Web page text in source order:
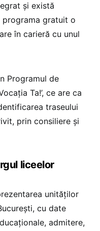
și există
gratuit o
în carieră cu unul
Programul de
Ta!’, ce are ca
traseului
prin consiliere şi
liceelor
unităţilor
cu date
admitere,